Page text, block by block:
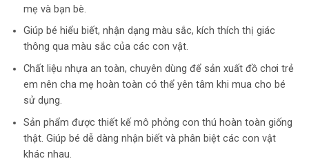
mẹ và bạn bè.
Giúp bé hiểu biết, nhận dạng màu sắc, kích thích thị giác
thông qua màu sắc của các con vật.
Chất liệu nhựa an toàn, chuyên dùng để sản xuất đồ chơi trẻ
em nên cha mẹ hoàn toàn có thể yên tâm khi mua cho bé
sử dụng.
Sản phẩm được thiết kế mô phỏng con thú hoàn toàn giống
thật. Giúp bé dễ dàng nhận biết và phân biệt các con vật
khác nhau.